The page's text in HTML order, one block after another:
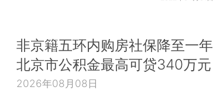
非京籍五环内购房社保降至一年
北京市公积金最高可贷340万元
2026年08月08日